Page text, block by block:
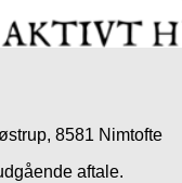
8581 Nimtofte
aftale.